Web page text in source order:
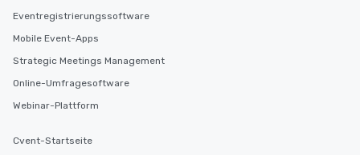
Eventregistrierungssoftware
Mobile Event-Apps
Strategic Meetings Management
Online-Umfragesoftware
Webinar-Plattform
Cvent-Startseite